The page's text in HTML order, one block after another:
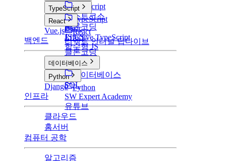
JavaScript
부스트코스
클론코딩
JS CS
함수형 JS
TypeScript
TypeScript
Basic
Effective TypeScript
React
React
리액트 인터널 딥다이브
클론코딩
Vue.js
백엔드
데이터베이스
데이터베이스
SQL
Python
Python
SW Expert Academy
유튜브
Django
인프라
클라우드
홈서버
컴퓨터 공학
알고리즘